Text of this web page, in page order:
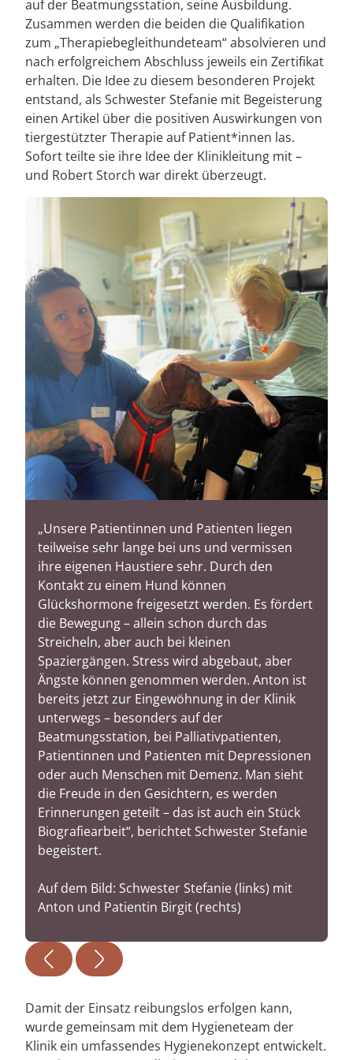
Blog
Downloads
Anreise
FAQs
Kontakt
Kosten & Kostenträger
Zuzahlung & Befreiung
Checkliste zum Start
Kinder-und Jugendreha
Gastroenterologie
Stoffwechselerkrankungen
Geriatrie
Gynäkologie
HTS & Cochlea
Long Covid
Onkologie
Pneumologie
Rheumatologie
Prävention
Nachsorge
Qualität & Expertise
Energiepolitik
Publikationsdatenbank
Ihr Weg zu MEDIAN
Kosten & Kostenträger
Zuzahlung & Befreiung
Reha FAQ
Reha Checkliste
Zuweiser
Kooperationen
Presse
Blog
Karriere
auf der Beatmungsstation, seine Ausbildung.
Zusammen werden die beiden die Qualifikation
zum „Therapiebegleithundeteam“ absolvieren und
nach erfolgreichem Abschluss jeweils ein Zertifikat
erhalten. Die Idee zu diesem besonderen Projekt
entstand, als Schwester Stefanie mit Begeisterung
einen Artikel über die positiven Auswirkungen von
tiergestützter Therapie auf Patient*innen las.
Sofort teilte sie ihre Idee der Klinikleitung mit –
und Robert Storch war direkt überzeugt.
„Unsere Patientinnen und Patienten liegen
teilweise sehr lange bei uns und vermissen
ihre eigenen Haustiere sehr. Durch den
Kontakt zu einem Hund können
Glückshormone freigesetzt werden. Es fördert
die Bewegung – allein schon durch das
Streicheln, aber auch bei kleinen
Spaziergängen. Stress wird abgebaut, aber
Ängste können genommen werden. Anton ist
bereits jetzt zur Eingewöhnung in der Klinik
unterwegs – besonders auf der
Beatmungsstation, bei Palliativpatienten,
Patientinnen und Patienten mit Depressionen
oder auch Menschen mit Demenz. Man sieht
die Freude in den Gesichtern, es werden
Erinnerungen geteilt – das ist auch ein Stück
Biografiearbeit“, berichtet Schwester Stefanie
begeistert.
Auf dem Bild: Schwester Stefanie (links) mit
Anton und Patientin Birgit (rechts)
Damit der Einsatz reibungslos erfolgen kann,
wurde gemeinsam mit dem Hygieneteam der
Klinik ein umfassendes Hygienekonzept entwickelt.